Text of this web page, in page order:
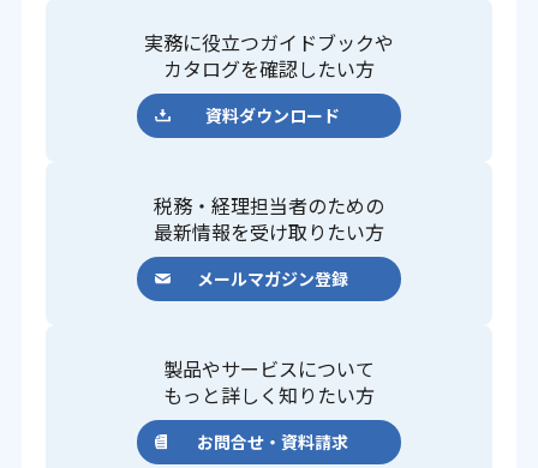
実務に役立つガイドブックや
カタログを確認したい方
資料ダウンロード
税務・経理担当者のための
最新情報を受け取りたい方
メールマガジン登録
製品やサービスについて
もっと詳しく知りたい方
お問合せ・資料請求